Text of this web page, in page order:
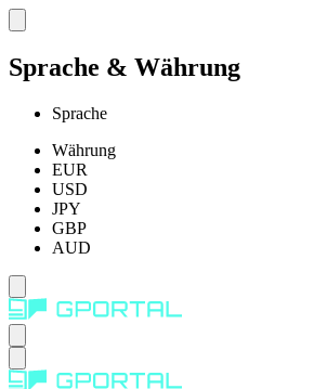
Sprache & Währung
Sprache
Währung
EUR
USD
JPY
GBP
AUD